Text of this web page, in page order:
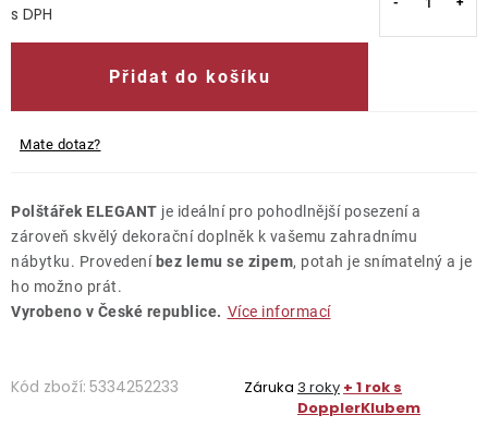
Přidat do košíku
Mate dotaz?
Polštářek ELEGANT je ideální pro pohodlnější posezení a
zároveň skvělý dekorační doplněk k vašemu zahradnímu
nábytku. Provedení bez lemu se zipem, potah je snímatelný a je
ho možno prát.
Vyrobeno v České republice. Více informací
Kód zboží: 5334252233 Záruka 3 roky + 1 rok s
DopplerKlubem